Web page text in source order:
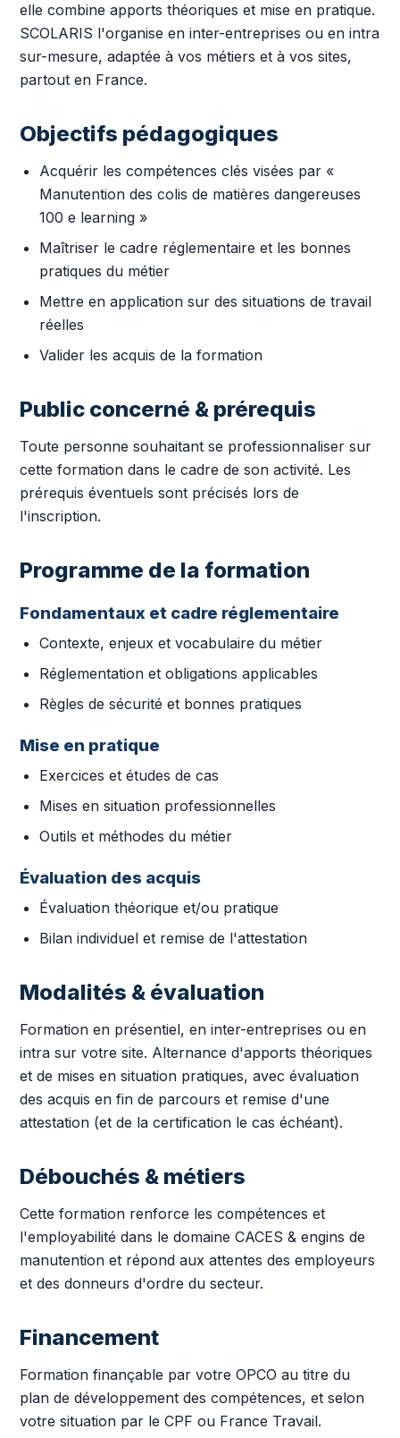
elle combine apports théoriques et mise en pratique.
SCOLARIS l'organise en inter-entreprises ou en intra
sur-mesure, adaptée à vos métiers et à vos sites,
partout en France.
Objectifs pédagogiques
Acquérir les compétences clés visées par «
Manutention des colis de matières dangereuses
100 e learning »
Maîtriser le cadre réglementaire et les bonnes
pratiques du métier
Mettre en application sur des situations de travail
réelles
Valider les acquis de la formation
Public concerné & prérequis
Toute personne souhaitant se professionnaliser sur
cette formation dans le cadre de son activité. Les
prérequis éventuels sont précisés lors de
l'inscription.
Programme de la formation
Fondamentaux et cadre réglementaire
Contexte, enjeux et vocabulaire du métier
Réglementation et obligations applicables
Règles de sécurité et bonnes pratiques
Mise en pratique
Exercices et études de cas
Mises en situation professionnelles
Outils et méthodes du métier
Évaluation des acquis
Évaluation théorique et/ou pratique
Bilan individuel et remise de l'attestation
Modalités & évaluation
Formation en présentiel, en inter-entreprises ou en
intra sur votre site. Alternance d'apports théoriques
et de mises en situation pratiques, avec évaluation
des acquis en fin de parcours et remise d'une
attestation (et de la certification le cas échéant).
Débouchés & métiers
Cette formation renforce les compétences et
l'employabilité dans le domaine CACES & engins de
manutention et répond aux attentes des employeurs
et des donneurs d'ordre du secteur.
Financement
Formation finançable par votre OPCO au titre du
plan de développement des compétences, et selon
votre situation par le CPF ou France Travail.